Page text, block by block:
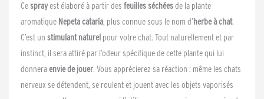
Cesprayest élaboré à partir des feuilles séchéesde la plante
aromatique Nepeta cataria , plus connue sous le nom d’herbe à chat.
C’est un stimulant naturel pour votre chat. Tout naturellement et par
instinct, il sera attiré par l’odeur spécifique de cette plante qui lui
donneraenvie de jouer. Vous apprécierez sa réaction : même les chats
nerveux se détendent, se roulent et jouent avec les objets vaporisés